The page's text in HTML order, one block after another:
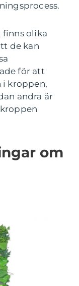
olika
de kan
för att
i kroppen,
andra är
om